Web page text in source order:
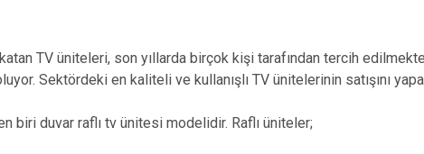
TV üniteleri, son yıllarda birçok kişi tarafından tercih
Sektördeki en kaliteli ve kullanışlı TV ünitelerinin satışını
biri duvar raflı tv ünitesi modelidir. Raflı üniteler;